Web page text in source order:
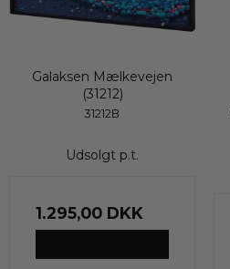
Galaksen Mælkevejen
(31212)
31212B
Udsolgt p.t.
1.295,00 DKK